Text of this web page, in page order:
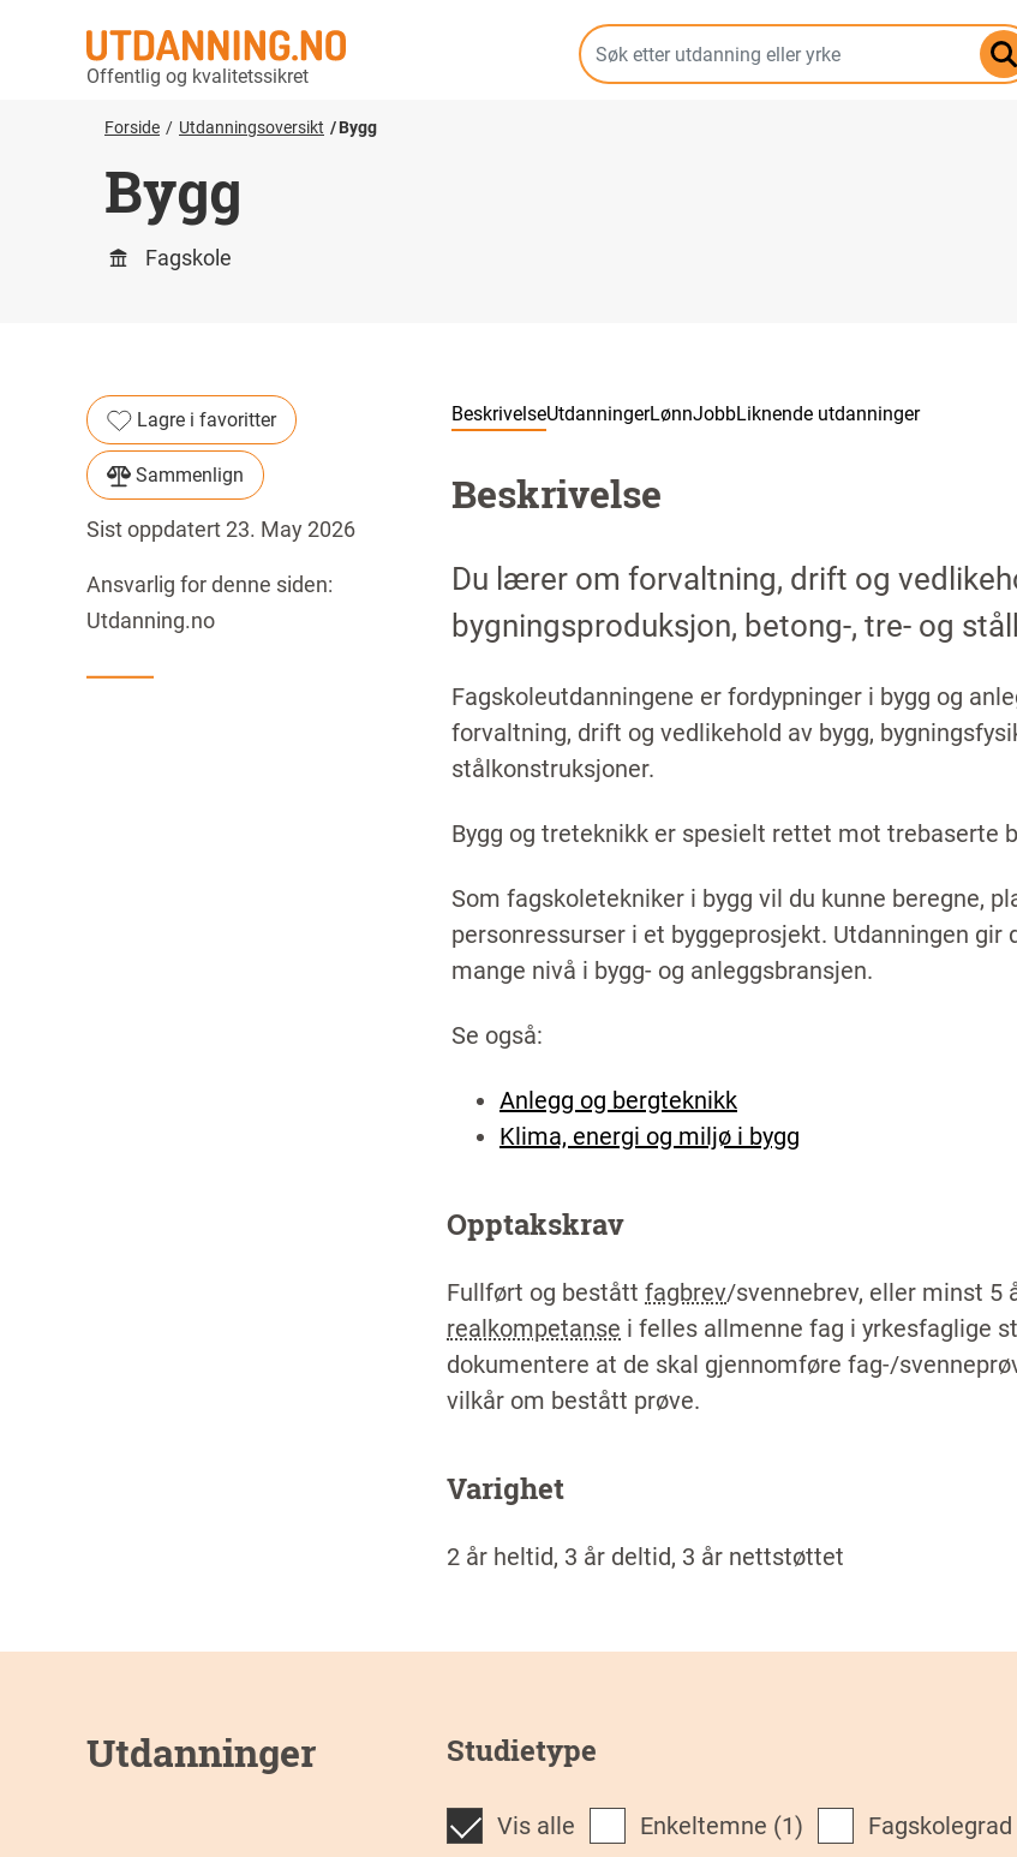
hovedinnhold
Offentlig og kvalitetssikret
Forside Utdanningsoversikt Bygg
Bygg
Fagskole
BeskrivelseUtdanningerLønnJobbLiknende utdanninger
Beskrivelse
Du lærer om forvaltning, drift og
bygningsproduksjon, betong-, tre- og
Fagskoleutdanningene er fordypninger i bygg og
forvaltning, drift og vedlikehold av bygg,
stålkonstruksjoner.
Bygg og treteknikk er spesielt rettet mot trebaserte
Som fagskoletekniker i bygg vil du kunne beregne,
personressurser i et byggeprosjekt. Utdanningen
mange nivå i bygg- og anleggsbransjen.
Se også:
Anlegg og bergteknikk
Klima, energi og miljø i bygg
Lagre i favoritter
Sammenlign
Sist oppdatert 23. May 2026
Ansvarlig for denne siden:
Utdanning.no
Opptakskrav
Fullført og bestått fagbrev/svennebrev, eller minst 5
realkompetanse i felles allmenne fag i yrkesfaglige
dokumentere at de skal gjennomføre fag-/
vilkår om bestått prøve.
Varighet
2 år heltid, 3 år deltid, 3 år nettstøttet
Utdanninger Studietype
Vis alle Enkeltemne (1) Fagskolegrad